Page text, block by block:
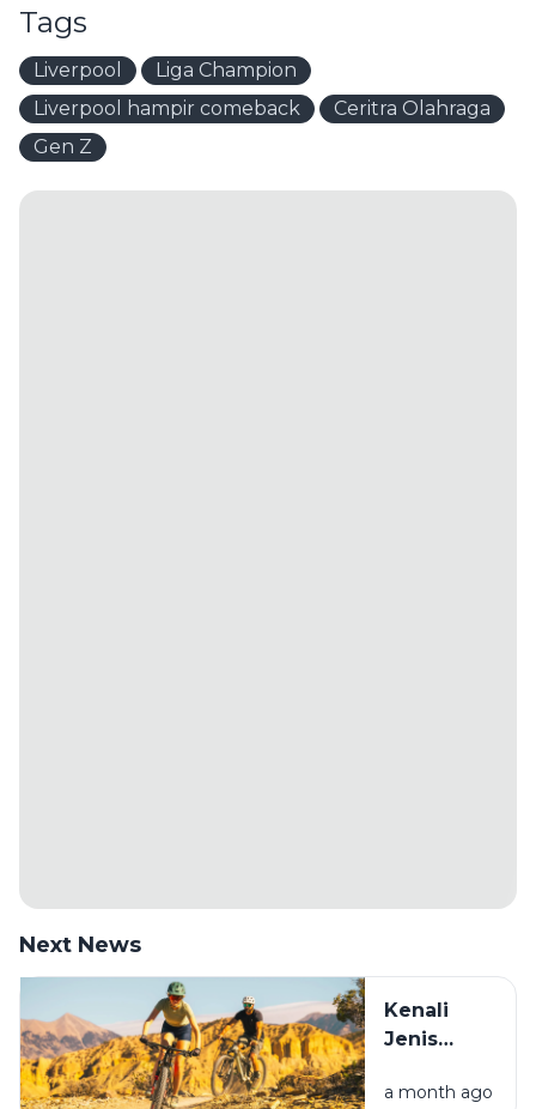
Tags
Liverpool
Liga Champion
Liverpool hampir comeback
Ceritra Olahraga
Gen Z
Next News
Kenali
Jenis
Sebelum
a month ago